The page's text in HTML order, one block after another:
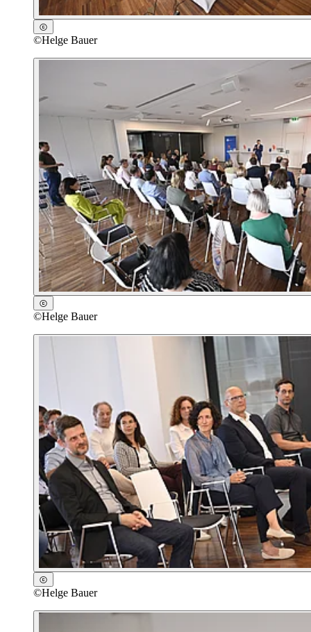
©Helge Bauer
©Helge Bauer
©Helge Bauer